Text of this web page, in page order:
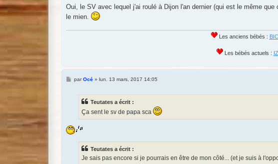
Oui, le SV avec lequel j'ai roulé à Dijon l'an dernier (qui est le même
le mien.
Les anciens bébés :
Les bébés actuels :
MparOcé» lun. 13 mars, 2017 14:05
Teutates a écrit :
Ça sent le sv de papa sca
Teutates a écrit :
Je sais pas encore si je pourrais en être de mon côté... (et je suis à